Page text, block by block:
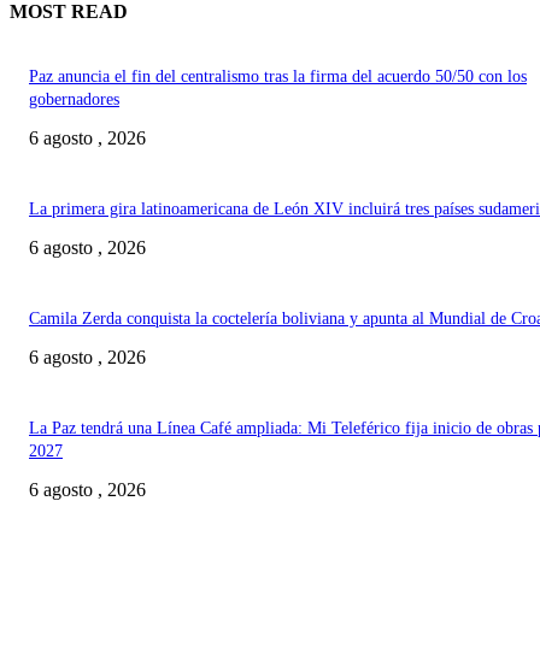
MOST READ
Paz anuncia el fin del centralismo tras la firma del acuerdo 50/50 con los
gobernadores
6 agosto , 2026
La primera gira latinoamericana de León XIV incluirá tres países
6 agosto , 2026
Camila Zerda conquista la coctelería boliviana y apunta al Mundial de
6 agosto , 2026
La Paz tendrá una Línea Café ampliada: Mi Teleférico fija inicio de obras
2027
6 agosto , 2026